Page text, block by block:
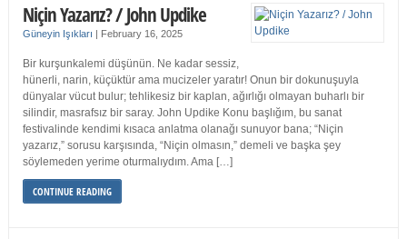
Niçin Yazarız? / John Updike
Güneyin Işıkları | February 16, 2025
Bir kurşunkalemi düşünün. Ne kadar sessiz,
hünerli, narin, küçüktür ama mucizeler yaratır! Onun bir dokunuşuyla
dünyalar vücut bulur; tehlikesiz bir kaplan, ağırlığı olmayan buharlı bir
silindir, masrafsız bir saray. John Updike Konu başlığım, bu sanat
festivalinde kendimi kısaca anlatma olanağı sunuyor bana; “Niçin
yazarız,” sorusu karşısında, “Niçin olmasın,” demeli ve başka şey
söylemeden yerime oturmalıydım. Ama […]
CONTINUE READING